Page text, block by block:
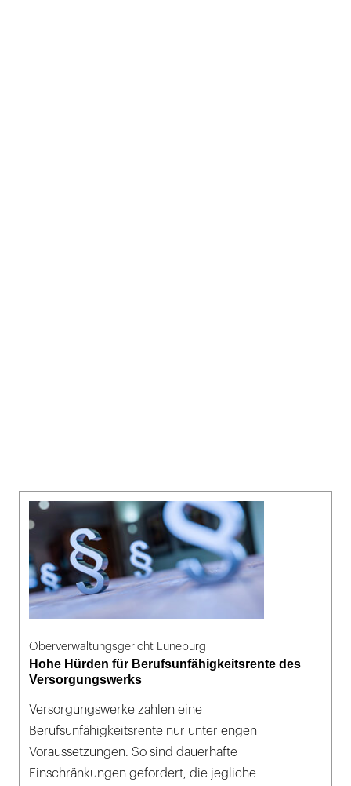
Oberverwaltungsgericht Lüneburg
Hohe Hürden für Berufsunfähigkeitsrente des
Versorgungswerks
Versorgungswerke zahlen eine
Berufsunfähigkeitsrente nur unter engen
Voraussetzungen. So sind dauerhafte
Einschränkungen gefordert, die jegliche